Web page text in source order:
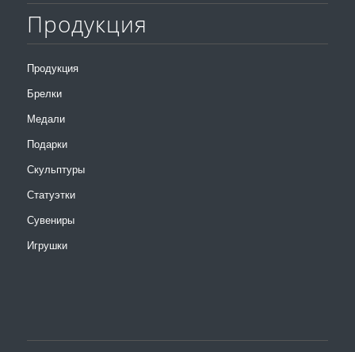
Продукция
Продукция
Брелки
Медали
Подарки
Скульптуры
Статуэтки
Сувениры
Игрушки